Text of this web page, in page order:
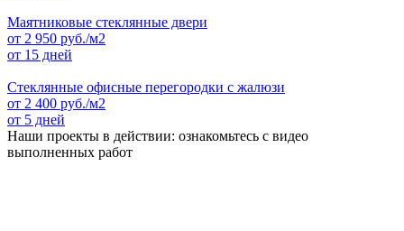
Маятниковые стеклянные двери
от 2 950 руб./м2
от 15 дней
Стеклянные офисные перегородки с жалюзи
от 2 400 руб./м2
от 5 дней
Наши проекты в действии: ознакомьтесь с видео
выполненных работ